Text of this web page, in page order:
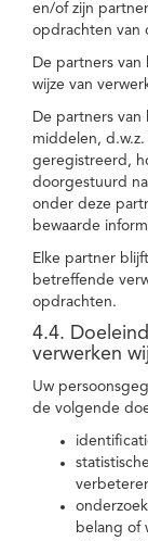
en/of zijn
opdrachten van
De partners
wijze van
De partners
middelen,
geregistreerd,
doorgestuurd
onder deze
bewaarde
Elke partner
betreffende
opdrachten.
4.4.
verwerken
Uw
de volgende
belang of